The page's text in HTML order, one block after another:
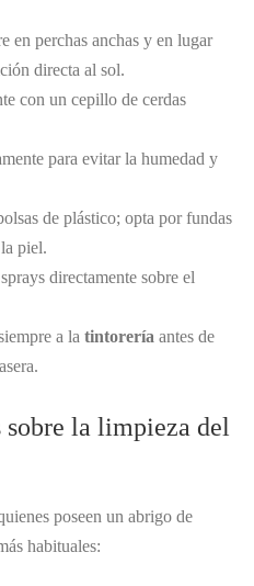
en perchas anchas y en lugar
directa al sol.
con un cepillo de cerdas
para evitar la humedad y
de plástico; opta por fundas
piel.
directamente sobre el
a la tintorería antes de
sobre la limpieza del
poseen un abrigo de
habituales: